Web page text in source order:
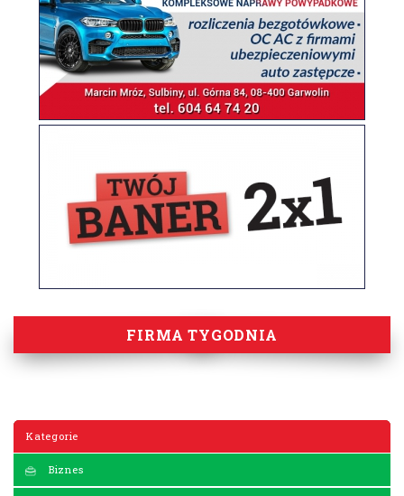
FIRMA TYGODNIA
Kategorie
Biznes